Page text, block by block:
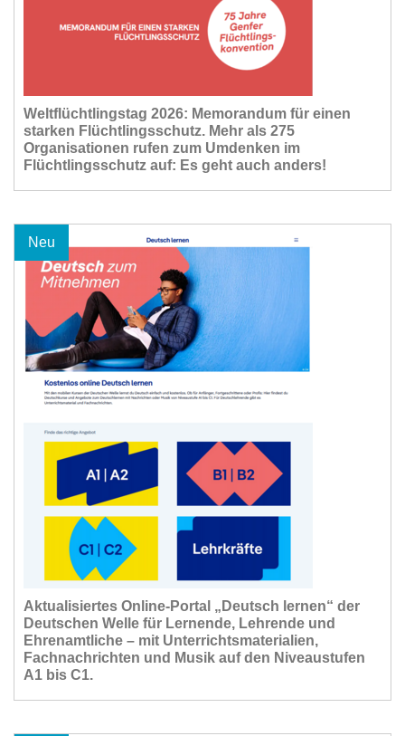
Weltflüchtlingstag 2026: Memorandum für einen
starken Flüchtlingsschutz. Mehr als 275
Organisationen rufen zum Umdenken im
Flüchtlingsschutz auf: Es geht auch anders!
Neu
Aktualisiertes Online-Portal „Deutsch lernen“ der
Deutschen Welle für Lernende, Lehrende und
Ehrenamtliche – mit Unterrichtsmaterialien,
Fachnachrichten und Musik auf den Niveaustufen
A1 bis C1.